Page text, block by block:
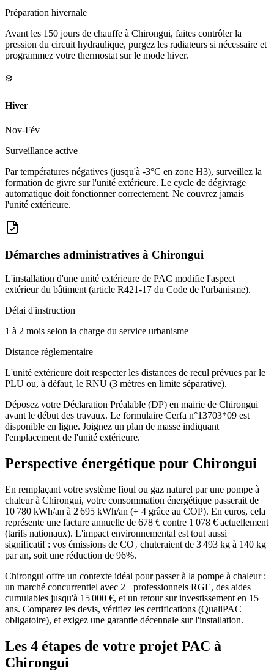
Préparation hivernale
Avant les 150 jours de chauffe à Chirongui, faites contrôler la
pression du circuit hydraulique, purgez les radiateurs si nécessaire et
programmez votre thermostat sur le mode hiver.
❄️
Hiver
Nov-Fév
Surveillance active
Par températures négatives (jusqu'à -3°C en zone H3), surveillez la
formation de givre sur l'unité extérieure. Le cycle de dégivrage
automatique doit fonctionner correctement. Ne couvrez jamais
l'unité extérieure.
Démarches administratives à Chirongui
L'installation d'une unité extérieure de PAC modifie l'aspect
extérieur du bâtiment (article R421-17 du Code de l'urbanisme).
Délai d'instruction
1 à 2 mois selon la charge du service urbanisme
Distance réglementaire
L'unité extérieure doit respecter les distances de recul prévues par le
PLU ou, à défaut, le RNU (3 mètres en limite séparative).
Déposez votre Déclaration Préalable (DP) en mairie de Chirongui
avant le début des travaux. Le formulaire Cerfa n°13703*09 est
disponible en ligne. Joignez un plan de masse indiquant
l'emplacement de l'unité extérieure.
Perspective énergétique pour Chirongui
En remplaçant votre système fioul ou gaz naturel par une pompe à
chaleur à Chirongui, votre consommation énergétique passerait de
10 780 kWh/an à 2 695 kWh/an (÷ 4 grâce au COP). En euros, cela
représente une facture annuelle de 678 € contre 1 078 € actuellement
(tarifs nationaux). L'impact environnemental est tout aussi
significatif : vos émissions de CO₂ chuteraient de 3 493 kg à 140 kg
par an, soit une réduction de 96%.
Chirongui offre un contexte idéal pour passer à la pompe à chaleur :
un marché concurrentiel avec 2+ professionnels RGE, des aides
cumulables jusqu'à 15 000 €, et un retour sur investissement en 15
ans. Comparez les devis, vérifiez les certifications (QualiPAC
obligatoire), et exigez une garantie décennale sur l'installation.
Les 4 étapes de votre projet PAC à
Chirongui